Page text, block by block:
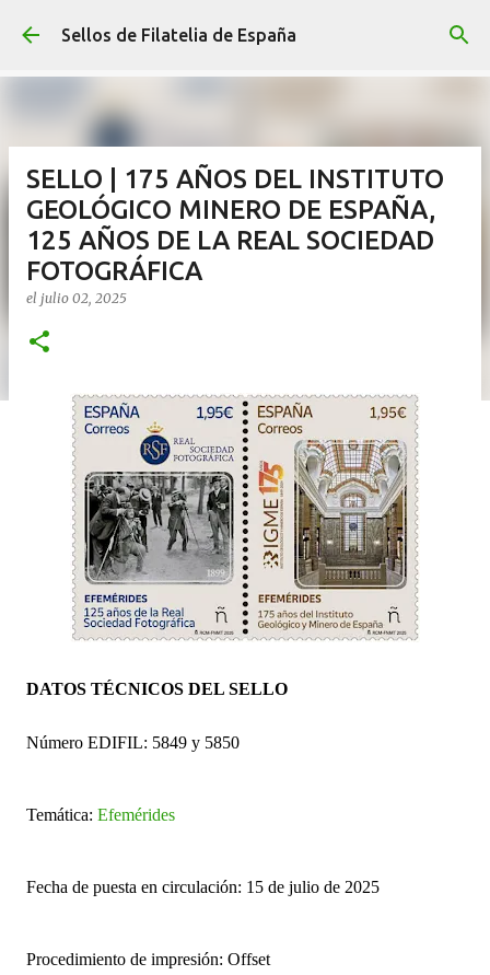
Ir al contenido principal
Sellos de Filatelia de España
SELLO | 175 AÑOS DEL INSTITUTO
GEOLÓGICO MINERO DE ESPAÑA,
125 AÑOS DE LA REAL SOCIEDAD
FOTOGRÁFICA
el julio 02, 2025
DATOS TÉCNICOS DEL SELLO
Número EDIFIL: 5849 y 5850
Temática: Efemérides
Fecha de puesta en circulación: 15 de julio de 2025
Procedimiento de impresión: Offset